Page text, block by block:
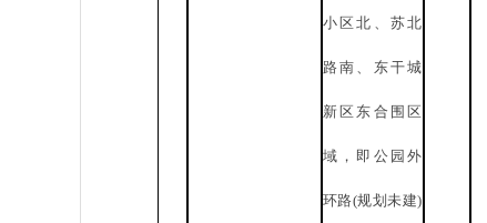
小区北、苏北
路南、东干城
新区东合 围 区
域，即公园外
环路(规划未建)